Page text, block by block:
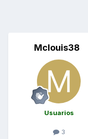
Mclouis38
Usuarios
3